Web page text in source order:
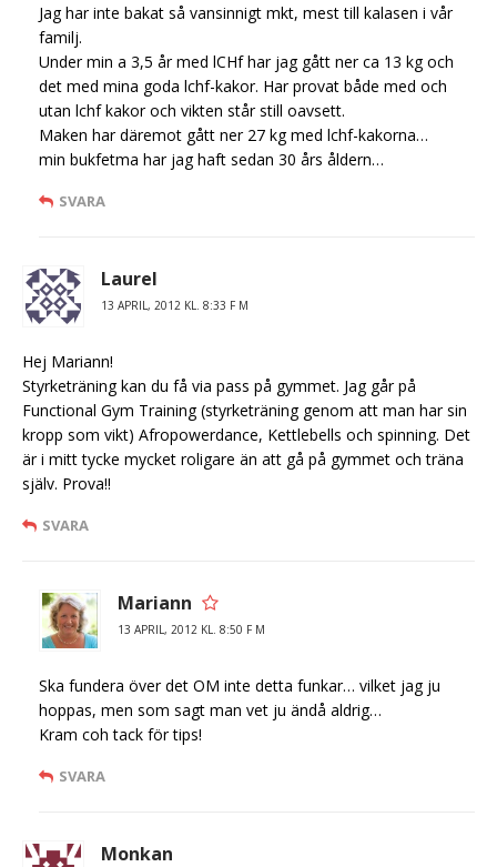
Jag har inte bakat så vansinnigt mkt, mest till kalasen i vår
familj.
Under min a 3,5 år med lCHf har jag gått ner ca 13 kg och
det med mina goda lchf-kakor. Har provat både med och
utan lchf kakor och vikten står still oavsett.
Maken har däremot gått ner 27 kg med lchf-kakorna…
min bukfetma har jag haft sedan 30 års åldern…
SVARA
Laurel
13 APRIL, 2012 KL. 8:33 F M
Hej Mariann!
Styrketräning kan du få via pass på gymmet. Jag går på
Functional Gym Training (styrketräning genom att man har sin
kropp som vikt) Afropowerdance, Kettlebells och spinning. Det
är i mitt tycke mycket roligare än att gå på gymmet och träna
själv. Prova!!
SVARA
Mariann
13 APRIL, 2012 KL. 8:50 F M
Ska fundera över det OM inte detta funkar… vilket jag ju
hoppas, men som sagt man vet ju ändå aldrig…
Kram coh tack för tips!
SVARA
Monkan